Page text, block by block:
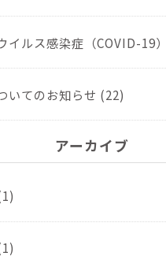
イルス感染症（COVID-19
いてのお知らせ (22)
アーカイブ